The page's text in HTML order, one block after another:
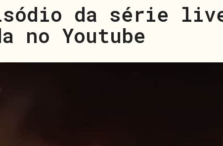
da série
no Youtube